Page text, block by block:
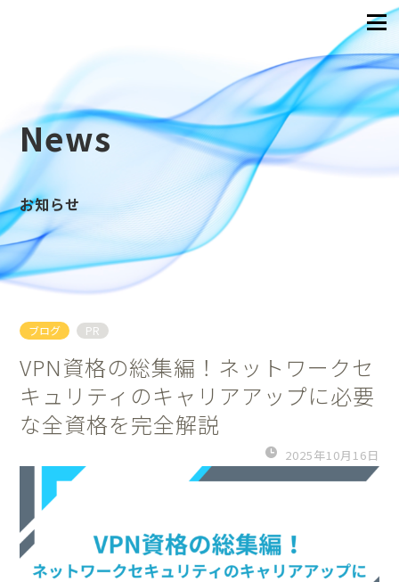
News
お知らせ
ブログ PR
VPN資格の総集編！ネットワークセ
キュリティのキャリアアップに必要
な全資格を完全解説
2025年10月16日